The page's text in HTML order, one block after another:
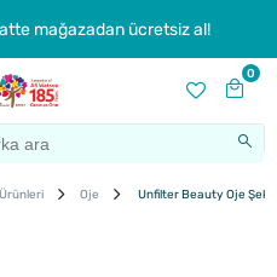
mağazadan ücretsiz al!
0
Oje Unfilter Beauty Oje